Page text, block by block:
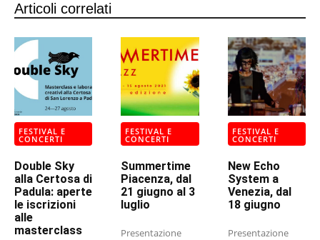
Articoli correlati
FESTIVAL E
CONCERTI
Double Sky
alla Certosa di
Padula: aperte
le iscrizioni
alle
masterclass
FESTIVAL E
CONCERTI
Summertime
Piacenza, dal
21 giugno al 3
luglio
Presentazione
FESTIVAL E
CONCERTI
New Echo
System a
Venezia, dal
18 giugno
Presentazione